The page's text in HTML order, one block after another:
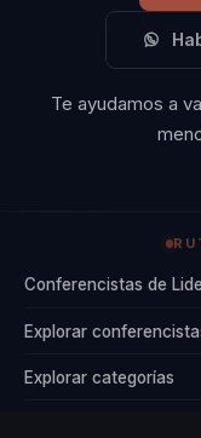
Te ayudamos a
Conferencistas de
Explorar
Explorar categorías